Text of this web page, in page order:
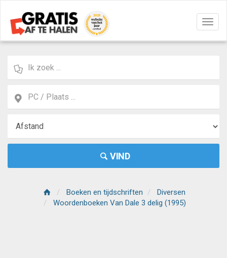
aan/
VIND
Boeken en tijdschriften
Diversen
Woordenboeken Van Dale 3 delig (1995)